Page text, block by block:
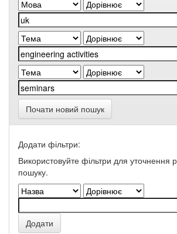
Почати новий пошук
Додати фільтри:
Використовуйте фільтри для уточнення
пошуку.